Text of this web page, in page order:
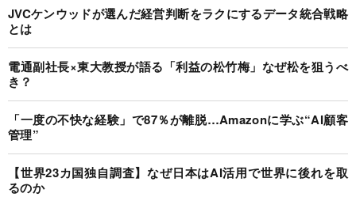
JVCケンウッドが選んだ経営判断をラクにするデータ統合戦略
とは
電通副社長×東大教授が語る「利益の松竹梅」なぜ松を狙うべ
き？
「一度の不快な経験」で87％が離脱…Amazonに学ぶ“AI顧客
管理”
【世界23カ国独自調査】なぜ日本はAI活用で世界に後れを取
るのか